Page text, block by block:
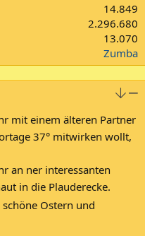
14.849
2.296.680
13.070
Zumba
mit einem älteren Partner
37° mitwirken wollt,
an ner interessanten
in die Plauderecke.
Ostern und